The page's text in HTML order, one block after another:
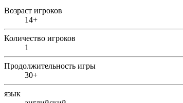
Возраст игроков
14+
Количество игроков
1
Продолжительность игры
30+
язык